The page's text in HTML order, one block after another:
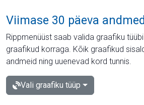
Viimase 30 päeva
Rippmenüüst saab valida graafiku
graafikud korraga. Kõik graafikud
andmeid ning uuenevad kord tunnis.
Vali graafiku tüüp